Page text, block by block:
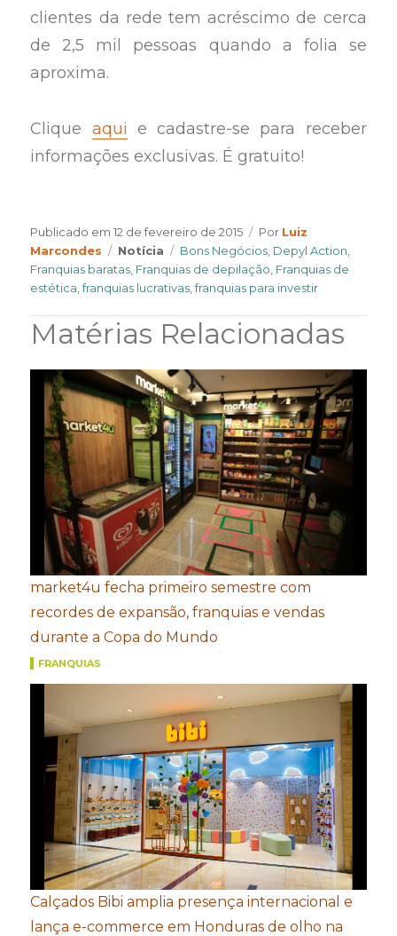
clientes da rede tem acréscimo de cerca
de 2,5 mil pessoas quando a folia se
aproxima.
Clique aqui e cadastre-se para receber
informações exclusivas. É gratuito!
Publicado em12 de fevereiro de 2015 Por Author
Luiz
Marcondes
Categories
Notícia Tags
Bons Negócios Depyl Action
Franquias baratas Franquias de depilação Franquias de
estética ,franquias lucrativas ,franquias para investir
Matérias Relacionadas
market4u fecha primeiro semestre com
recordes de expansão, franquias e vendas
durante a Copa do Mundo
FRANQUIAS
Calçados Bibi amplia presença internacional e
lança e-commerce em Honduras de olho na